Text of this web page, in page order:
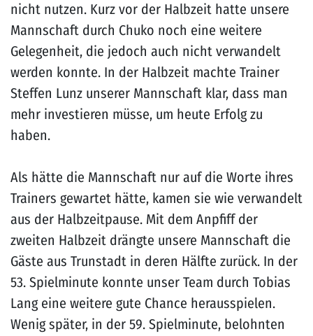
nicht nutzen. Kurz vor der Halbzeit hatte unsere
Mannschaft durch Chuko noch eine weitere
Gelegenheit, die jedoch auch nicht verwandelt
werden konnte. In der Halbzeit machte Trainer
Steffen Lunz unserer Mannschaft klar, dass man
mehr investieren müsse, um heute Erfolg zu
haben.
Als hätte die Mannschaft nur auf die Worte ihres
Trainers gewartet hätte, kamen sie wie verwandelt
aus der Halbzeitpause. Mit dem Anpfiff der
zweiten Halbzeit drängte unsere Mannschaft die
Gäste aus Trunstadt in deren Hälfte zurück. In der
53. Spielminute konnte unser Team durch Tobias
Lang eine weitere gute Chance herausspielen.
Wenig später, in der 59. Spielminute, belohnten